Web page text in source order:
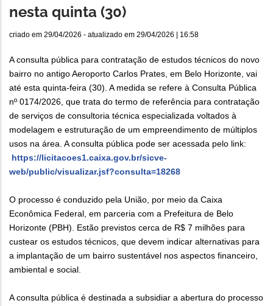
nesta quinta (30)
criado em 29/04/2026 - atualizado em 29/04/2026 | 16:58
A consulta pública para contratação de estudos técnicos do novo
bairro no antigo Aeroporto Carlos Prates, em Belo Horizonte, vai
até esta quinta-feira (30). A medida se refere à Consulta Pública
nº 0174/2026, que trata do termo de referência para contratação
de serviços de consultoria técnica especializada voltados à
modelagem e estruturação de um empreendimento de múltiplos
usos na área. A consulta pública pode ser acessada pelo link:
https://licitacoes1.caixa.gov.br/sicve-
web/public/visualizar.jsf?consulta=18268
O processo é conduzido pela União, por meio da Caixa
Econômica Federal, em parceria com a Prefeitura de Belo
Horizonte (PBH). Estão previstos cerca de R$ 7 milhões para
custear os estudos técnicos, que devem indicar alternativas para
a implantação de um bairro sustentável nos aspectos financeiro,
ambiental e social.
A consulta pública é destinada a subsidiar a abertura do processo